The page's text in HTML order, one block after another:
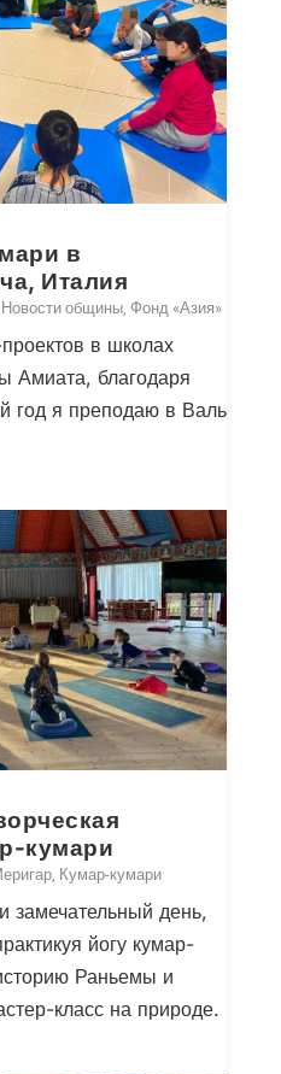
в
Италия
Новости общины, Фонд «Азия»
в школах
Амиата, благодаря
год я преподаю в Валь
кумари
, Кумар-кумари
замечательный день,
йогу кумар-
Раньемы и
класс на природе.